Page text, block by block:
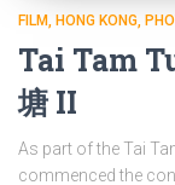
FILM HONG KONG
Tai Tam
塘 II
As part of the Tai
commenced the